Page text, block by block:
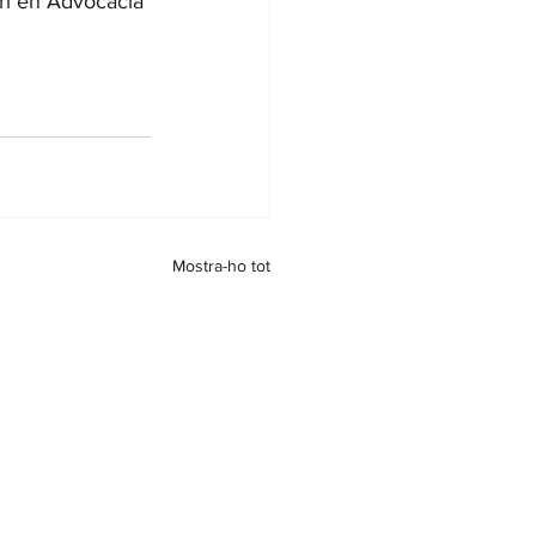
Mostra-ho tot